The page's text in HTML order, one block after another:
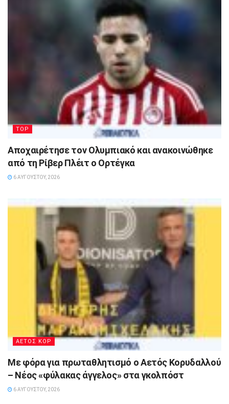
TOP
Αποχαιρέτησε τον Ολυμπιακό και ανακοινώθηκε
από τη Ρίβερ Πλέιτ ο Ορτέγκα
6 ΑΥΓΟΎΣΤΟΥ, 2026
ΑΕΤΟΣ ΚΟΡ
Με φόρα για πρωταθλητισμό ο Αετός Κορυδαλλού
– Νέος «φύλακας άγγελος» στα γκολπόστ
6 ΑΥΓΟΎΣΤΟΥ, 2026